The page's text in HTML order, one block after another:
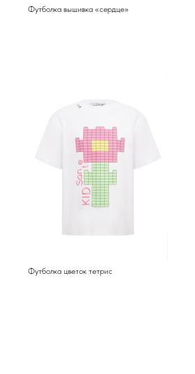
Футболка вышивка «сердце»
Футболка цветок тетрис